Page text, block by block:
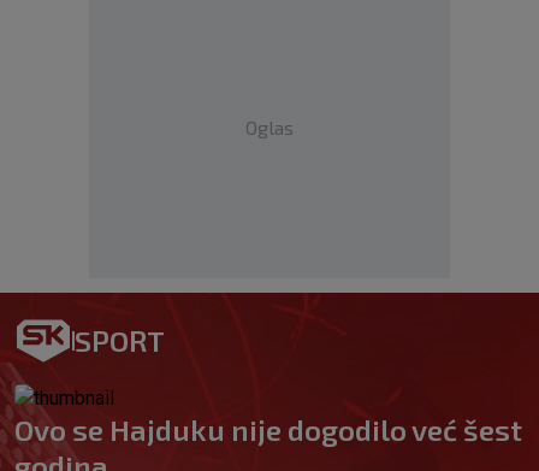
Oglas
SPORT
Ovo se Hajduku nije dogodilo već šest